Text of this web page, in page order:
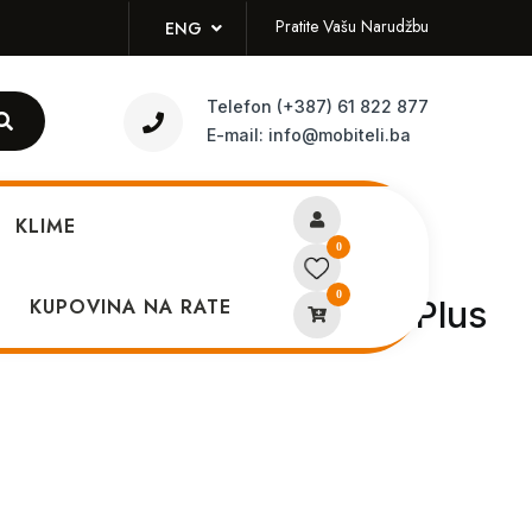
ENG Pratite Vašu Narudžbu
Telefon (+387) 61 822 877
E-mail: info@mobiteli.ba
KLIME
KUPOVINA NA RATE
0
0
maskica Samsung S24 Plus